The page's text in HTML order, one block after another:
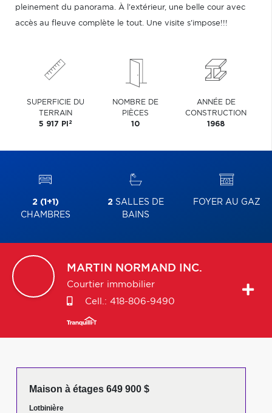
pleinement du panorama. À l'extérieur, une belle cour avec
accès au fleuve complète le tout. Une visite s'impose!!!
SUPERFICIE DU
TERRAIN
5 917 PI 2
NOMBRE DE
PIÈCES
10
ANNÉE DE
CONSTRUCTION
1968
2 (1+1)
CHAMBRES
2 SALLES DE
BAINS
FOYER AU GAZ
MARTIN NORMAND INC.
Courtier immobilier
Cell.: 418-806-9490
Maison à étages 649 900 $
Lotbinière